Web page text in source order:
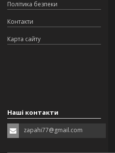
Політика безпеки
Контакти
Карта сайту
Наші контакти
zapahi77@gmail.com